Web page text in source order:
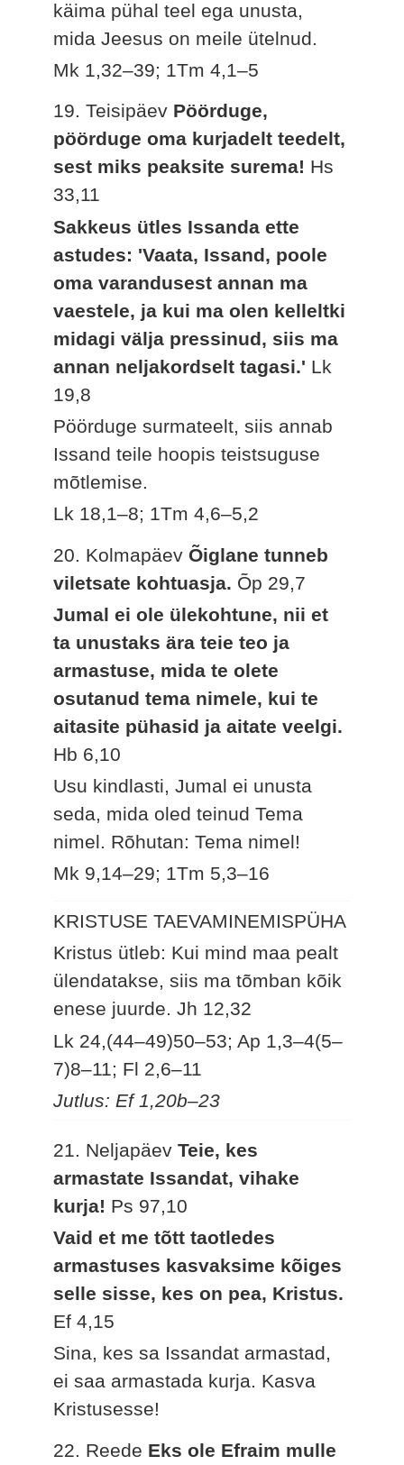
käima pühal teel ega unusta,
mida Jeesus on meile ütelnud.
Mk 1,32–39; 1Tm 4,1–5
19. Teisipäev Pöörduge,
pöörduge oma kurjadelt teedelt,
sest miks peaksite surema! Hs
33,11
Sakkeus ütles Issanda ette
astudes: 'Vaata, Issand, poole
oma varandusest annan ma
vaestele, ja kui ma olen kelleltki
midagi välja pressinud, siis ma
annan neljakordselt tagasi.' Lk
19,8
Pöörduge surmateelt, siis annab
Issand teile hoopis teistsuguse
mõtlemise.
Lk 18,1–8; 1Tm 4,6–5,2
20. Kolmapäev Õiglane tunneb
viletsate kohtuasja. Õp 29,7
Jumal ei ole ülekohtune, nii et
ta unustaks ära teie teo ja
armastuse, mida te olete
osutanud tema nimele, kui te
aitasite pühasid ja aitate veelgi.
Hb 6,10
Usu kindlasti, Jumal ei unusta
seda, mida oled teinud Tema
nimel. Rõhutan: Tema nimel!
Mk 9,14–29; 1Tm 5,3–16
KRISTUSE TAEVAMINEMISPÜHA
Kristus ütleb: Kui mind maa pealt
ülendatakse, siis ma tõmban kõik
enese juurde.Jh 12,32
Lk 24,(44–49)50–53; Ap 1,3–4(5–
7)8–11; Fl 2,6–11
Jutlus: Ef 1,20b–23
21. NeljapäevTeie, kes
armastate Issandat, vihake
kurja! Ps 97,10
Vaid et me tõtt taotledes
armastuses kasvaksime kõiges
selle sisse, kes on pea, Kristus.
Ef 4,15
Sina, kes sa Issandat armastad,
ei saa armastada kurja. Kasva
Kristusesse!
22. Reede Eks ole Efraim mulle